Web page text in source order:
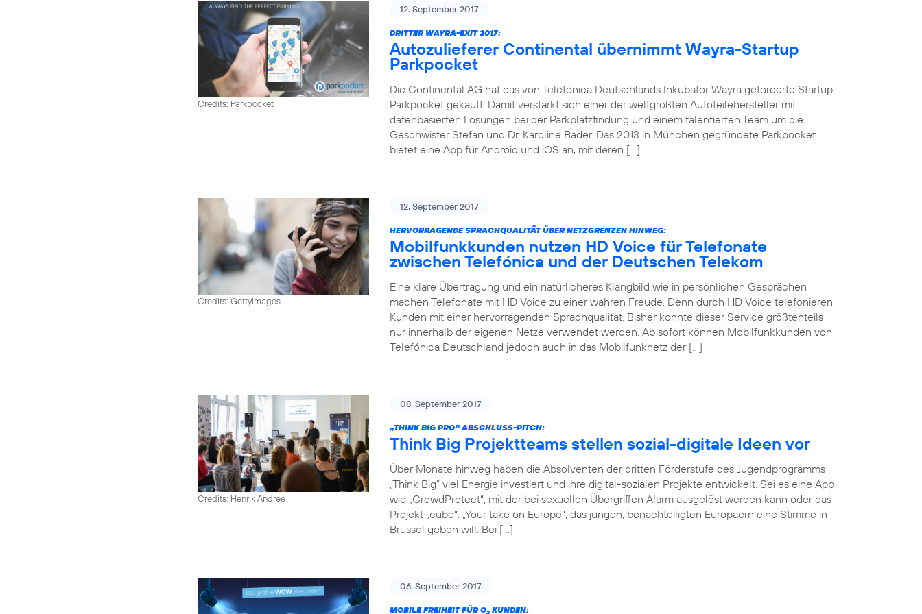
Credits: Parkpocket
12. September 2017
DRITTER WAYRA-EXIT 2017:
Autozulieferer Continental übernimmt Wayra-Startup
Parkpocket
Die Continental AG hat das von Telefónica Deutschlands Inkubator Wayra geförderte Startup
Parkpocket gekauft. Damit verstärkt sich einer der weltgrößten Autoteilehersteller mit
datenbasierten Lösungen bei der Parkplatzfindung und einem talentierten Team um die
Geschwister Stefan und Dr. Karoline Bader. Das 2013 in München gegründete Parkpocket
bietet eine App für Android und iOS an, mit deren […]
Credits: Gettyimages
12. September 2017
HERVORRAGENDE SPRACHQUALITÄT ÜBER NETZGRENZEN HINWEG:
Mobilfunkkunden nutzen HD Voice für Telefonate
zwischen Telefónica und der Deutschen Telekom
Eine klare Übertragung und ein natürlicheres Klangbild wie in persönlichen Gesprächen
machen Telefonate mit HD Voice zu einer wahren Freude. Denn durch HD Voice telefonieren
Kunden mit einer hervorragenden Sprachqualität. Bisher konnte dieser Service größtenteils
nur innerhalb der eigenen Netze verwendet werden. Ab sofort können Mobilfunkkunden von
Telefónica Deutschland jedoch auch in das Mobilfunknetz der […]
Credits: Henrik Andree
08. September 2017
„THINK BIG PRO“ ABSCHLUSS-PITCH:
Think Big Projektteams stellen sozial-digitale Ideen vor
Über Monate hinweg haben die Absolventen der dritten Förderstufe des Jugendprogramms
„Think Big“ viel Energie investiert und ihre digital-sozialen Projekte entwickelt. Sei es eine App
wie „CrowdProtect“, mit der bei sexuellen Übergriffen Alarm ausgelöst werden kann oder das
Projekt „cube“. „Your take on Europe“, das jungen, benachteiligten Europäern eine Stimme in
Brüssel geben will. Bei […]
06. September 2017
MOBILE FREIHEIT FÜR O2 KUNDEN: